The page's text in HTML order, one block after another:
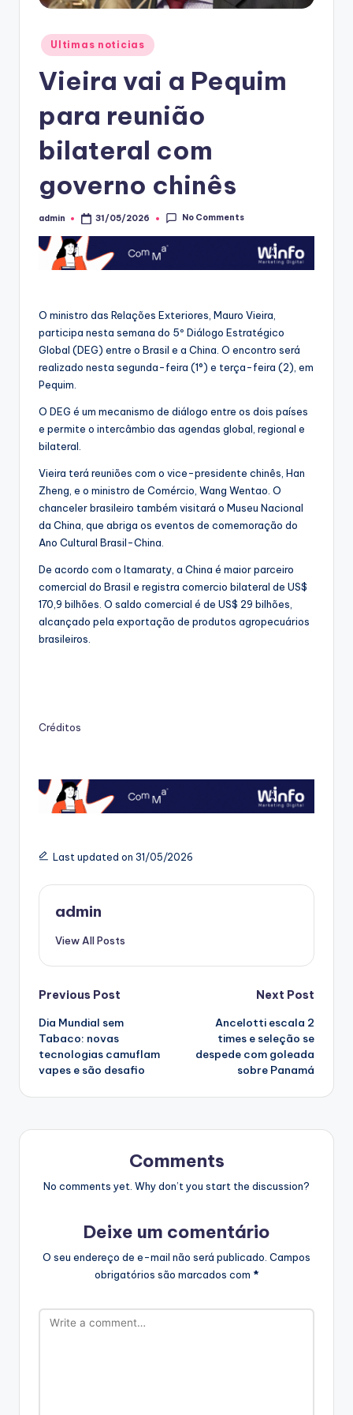
Posted
in
Ultimas noticias
Vieira vai a Pequim
para reunião
bilateral com
governo chinês
Posted
admin 31/05/2026 No Comments
O ministro das Relações Exteriores, Mauro Vieira,
participa nesta semana do 5º Diálogo Estratégico
Global (DEG) entre o Brasil e a China. O encontro será
realizado nesta segunda-feira (1°) e terça-feira (2), em
Pequim.
O DEG é um mecanismo de diálogo entre os dois países
e permite o intercâmbio das agendas global, regional e
bilateral.
Vieira terá reuniões com o vice-presidente chinês, Han
Zheng, e o ministro de Comércio, Wang Wentao. O
chanceler brasileiro também visitará o Museu Nacional
da China, que abriga os eventos de comemoração do
Ano Cultural Brasil-China.
De acordo com o Itamaraty, a China é maior parceiro
comercial do Brasil e registra comercio bilateral de US$
170,9 bilhões. O saldo comercial é de US$ 29 bilhões,
alcançado pela exportação de produtos agropecuários
brasileiros.
Créditos
Last updated on 31/05/2026
admin
View All Posts
Post
navigation
Previous Post
Dia Mundial sem
Tabaco: novas
tecnologias camuflam
vapes e são desafio
Next Post
Ancelotti escala 2
times e seleção se
despede com goleada
sobre Panamá
Comments
No comments yet. Why don’t you start the discussion?
Deixe um comentário
O seu endereço de e-mail não será publicado. Campos
obrigatórios são marcados com *